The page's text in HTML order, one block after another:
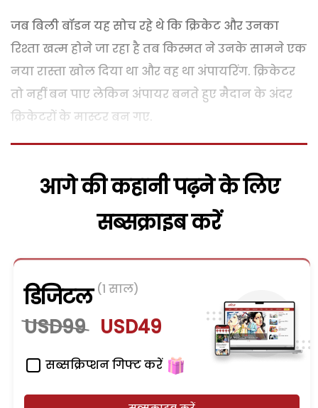
जब बिली बॉडन यह सोच रहे थे कि क्रिकेट और उनका
रिश्ता खत्म होने जा रहा है तब किस्मत ने उनके सामने एक
नया रास्ता खोल दिया था और वह था अंपायरिंग. क्रिकेटर
तो नहीं बन पाए लेकिन अंपायर बनते हुए मैदान के अंदर
क्रिकेटरों के मास्टर बन गए.
आगे की कहानी पढ़ने के लिए
सब्सक्राइब करें
डिजिटल (1 साल)
USD99 USD49
सब्सक्रिप्शन गिफ्ट करें